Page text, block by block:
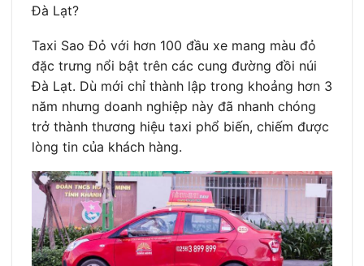
Đà Lạt?
Taxi Sao Đỏ với hơn 100 đầu xe mang màu đỏ
đặc trưng nổi bật trên các cung đường đồi núi
Đà Lạt. Dù mới chỉ thành lập trong khoảng hơn 3
năm nhưng doanh nghiệp này đã nhanh chóng
trở thành thương hiệu taxi phổ biến, chiếm được
lòng tin của khách hàng.